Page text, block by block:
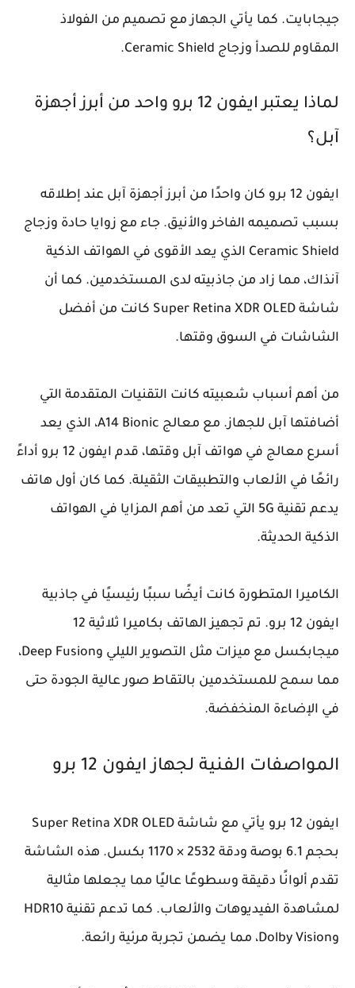
جيجابايت. كما يأتي الجهاز مع تصميم من الفولاذ
المقاوم للصدأ وزجاج Ceramic Shield.
لماذا يعتبر ايفون 12 برو واحد من أبرز أجهزة
آبل؟
ايفون 12 برو كان واحدًا من أبرز أجهزة آبل عند إطلاقه
بسبب تصميمه الفاخر والأنيق. جاء مع زوايا حادة وزجاج
Ceramic Shield الذي يعد الأقوى في الهواتف الذكية
آنذاك، مما زاد من جاذبيته لدى المستخدمين. كما أن
شاشة Super Retina XDR OLED كانت من أفضل
الشاشات في السوق وقتها.
من أهم أسباب شعبيته كانت التقنيات المتقدمة التي
أضافتها آبل للجهاز. مع معالج A14 Bionic، الذي يعد
أسرع معالج في هواتف آبل وقتها، قدم ايفون 12 برو أداءً
رائعًا في الألعاب والتطبيقات الثقيلة. كما كان أول هاتف
يدعم تقنية 5G التي تعد من أهم المزايا في الهواتف
الذكية الحديثة.
الكاميرا المتطورة كانت أيضًا سببًا رئيسيًا في جاذبية
ايفون 12 برو. تم تجهيز الهاتف بكاميرا ثلاثية 12
ميجابكسل مع ميزات مثل التصوير الليلي وDeep Fusion،
مما سمح للمستخدمين بالتقاط صور عالية الجودة حتى
في الإضاءة المنخفضة.
المواصفات الفنية لجهاز ايفون 12 برو
ايفون 12 برو يأتي مع شاشة Super Retina XDR OLED
بحجم 6.1 بوصة ودقة 2532 × 1170 بكسل. هذه الشاشة
تقدم ألوانًا دقيقة وسطوعًا عاليًا مما يجعلها مثالية
لمشاهدة الفيديوهات والألعاب. كما تدعم تقنية HDR10
وDolby Vision، مما يضمن تجربة مرئية رائعة.